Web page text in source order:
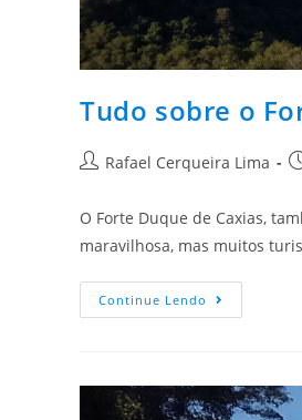
Tudo sobre o
Rafael Cerqueira Lima
O Forte Duque de Caxias,
maravilhosa, mas muitos
Continue Lendo